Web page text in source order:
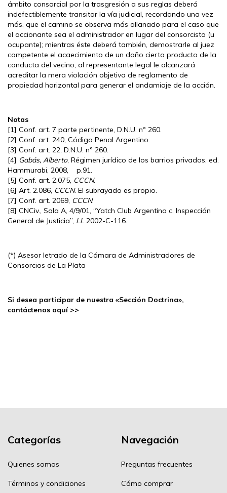
ámbito consorcial por la trasgresión a sus reglas deberá
indefectiblemente transitar la vía judicial, recordando una vez
más, que el camino se observa más allanado para el caso que
el accionante sea el administrador en lugar del consorcista (u
ocupante); mientras éste deberá también, demostrarle al juez
competente el acaecimiento de un daño cierto producto de la
conducta del vecino, al representante legal le alcanzará
acreditar la mera violación objetiva de reglamento de
propiedad horizontal para generar el andamiaje de la acción.
Notas
[1] Conf. art. 7 parte pertinente, D.N.U. nº 260.
[2] Conf. art. 240, Código Penal Argentino.
[3] Conf. art. 22, D.N.U. nº 260.
[4] Gabás, Alberto, Régimen jurídico de los barrios privados, ed.
Hammurabi, 2008, p.91.
[5] Conf. art. 2.075, CCCN.
[6] Art. 2.086, CCCN. El subrayado es propio.
[7] Conf. art. 2069, CCCN.
[8] CNCiv., Sala A, 4/9/01, “Yatch Club Argentino c. Inspección
General de Justicia”, LL 2002-C-116.
(*) Asesor letrado de la Cámara de Administradores de
Consorcios de La Plata
Si desea participar de nuestra «Sección Doctrina»,
contáctenos aquí >>
Categorías
Quienes somos
Términos y condiciones
Navegación
Preguntas frecuentes
Cómo comprar